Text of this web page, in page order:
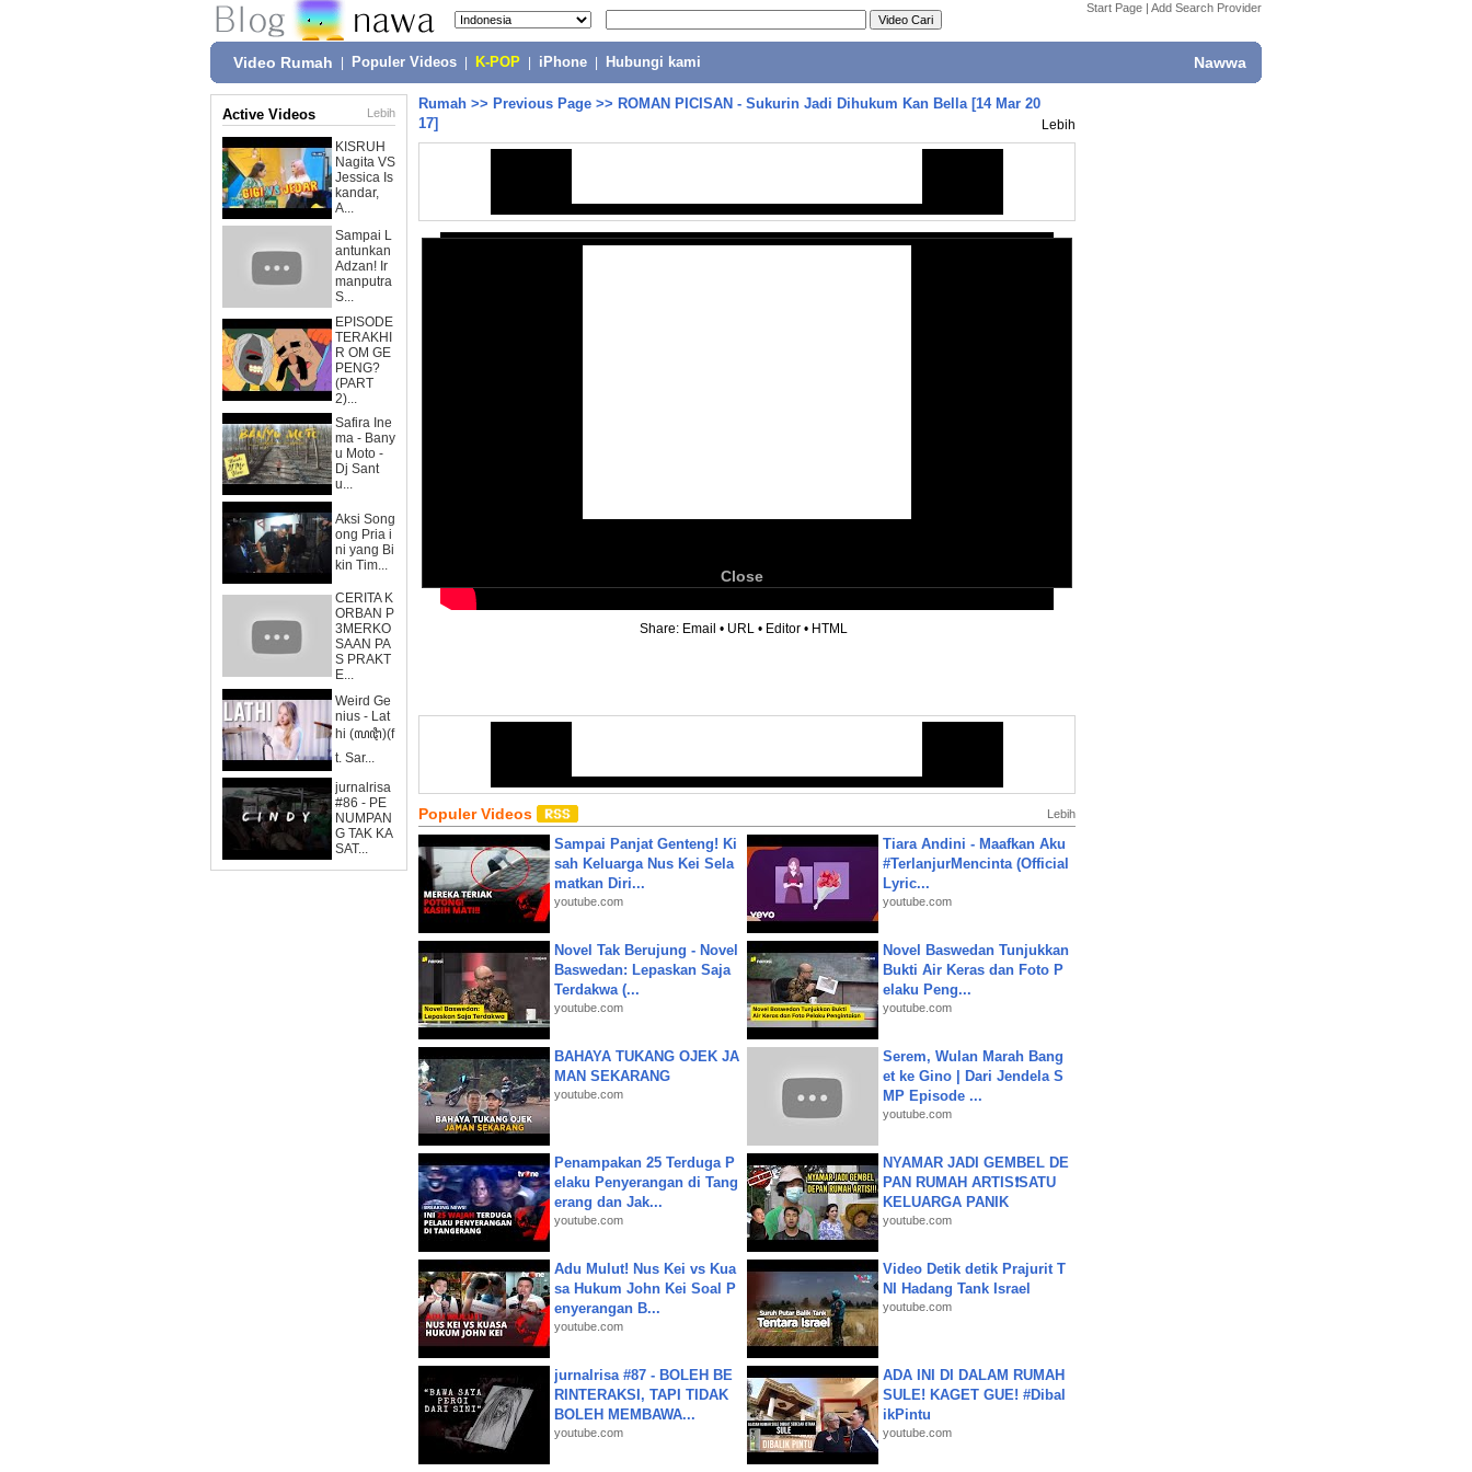
Start Page | Add Search Provider
Video Rumah Populer Videos K-POP iPhone Hubungi kami Nawwa
Active Videos Lebih
KISRUH
Nagita VS
Jessica Is
kandar,
A...
Sampai L
antunkan
Adzan! Ir
manputra
S...
EPISODE
TERAKHI
R OM GE
PENG?
(PART
2)...
Safira Ine
ma - Bany
u Moto -
Dj Sant
u...
Aksi Song
ong Pria i
ni yang Bi
kin Tim...
CERITA K
ORBAN P
3MERKO
SAAN PA
S PRAKT
E...
Weird Ge
nius - Lat
hi (ꦭꦛꦶ)(f
t. Sar...
jurnalrisa
#86 - PE
NUMPAN
G TAK KA
SAT...
Rumah >> Previous Page >> ROMAN PICISAN - Sukurin Jadi Dihukum Kan Bella [14 Mar 20
17]
Lebih
Close
Share: Email • URL • Editor • HTML
Populer Videos Lebih
Sampai Panjat Genteng! Ki
sah Keluarga Nus Kei Sela
matkan Diri...
youtube.com
Tiara Andini - Maafkan Aku
#TerlanjurMencinta (Official
Lyric...
youtube.com
Novel Tak Berujung - Novel
Baswedan: Lepaskan Saja
Terdakwa (...
youtube.com
Novel Baswedan Tunjukkan
Bukti Air Keras dan Foto P
elaku Peng...
youtube.com
BAHAYA TUKANG OJEK JA
MAN SEKARANG
youtube.com
Serem, Wulan Marah Bang
et ke Gino | Dari Jendela S
MP Episode ...
youtube.com
Penampakan 25 Terduga P
elaku Penyerangan di Tang
erang dan Jak...
youtube.com
NYAMAR JADI GEMBEL DE
PAN RUMAH ARTIS❗SATU
KELUARGA PANIK
youtube.com
Adu Mulut! Nus Kei vs Kua
sa Hukum John Kei Soal P
enyerangan B...
youtube.com
Video Detik detik Prajurit T
NI Hadang Tank Israel
youtube.com
jurnalrisa #87 - BOLEH BE
RINTERAKSI, TAPI TIDAK
BOLEH MEMBAWA...
youtube.com
ADA INI DI DALAM RUMAH
SULE! KAGET GUE! #Dibal
ikPintu
youtube.com